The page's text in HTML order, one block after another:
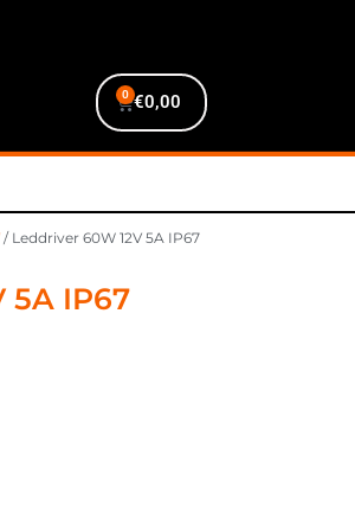
€0,00
0
/ Leddriver 60W 12V 5A IP67
5A IP67